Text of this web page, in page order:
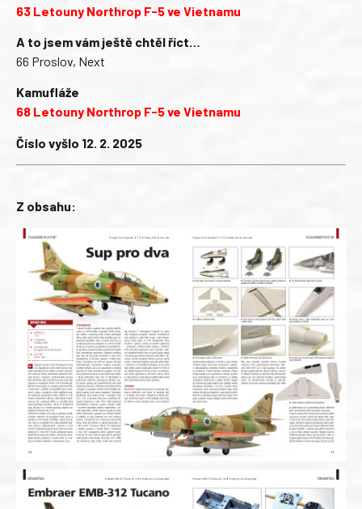
63 Letouny Northrop F-5 ve Vietnamu
A to jsem vám ještě chtěl říct…
66 Proslov, Next
Kamufláže
68 Letouny Northrop F-5 ve Vietnamu
Číslo vyšlo 12. 2. 2025
Z obsahu: